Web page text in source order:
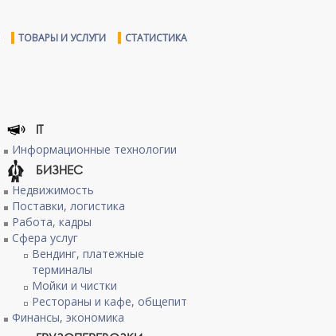
ТОВАРЫ И УСЛУГИ СТАТИСТИКА
IT
Информационные технологии
БИЗНЕС
Недвижимость
Поставки, логистика
Работа, кадры
Сфера услуг
Вендинг, платежные
терминалы
Мойки и чистки
Рестораны и кафе, общепит
Финансы, экономика